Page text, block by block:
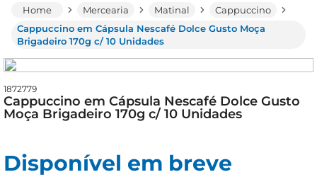
Mercearia Matinal
Cappuccino
Cappuccino em Cápsula Nescafé Dolce Gusto Moça
Brigadeiro 170g c/ 10 Unidades
1872779
Cappuccino em Cápsula Nescafé Dolce Gusto
Moça Brigadeiro 170g c/ 10 Unidades
Disponível em breve
leite
café
queijo
biscoito
arroz